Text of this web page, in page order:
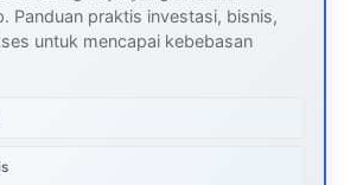
Panduan praktis investasi, bisnis,
untuk mencapai kebebasan